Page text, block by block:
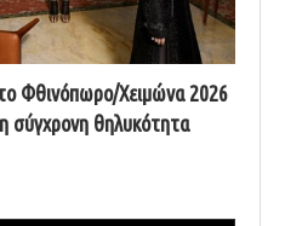
Φθινόπωρο/Χειμώνα 2026
σύγχρονη θηλυκότητα